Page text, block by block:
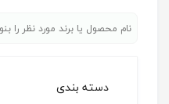
دسته بندی